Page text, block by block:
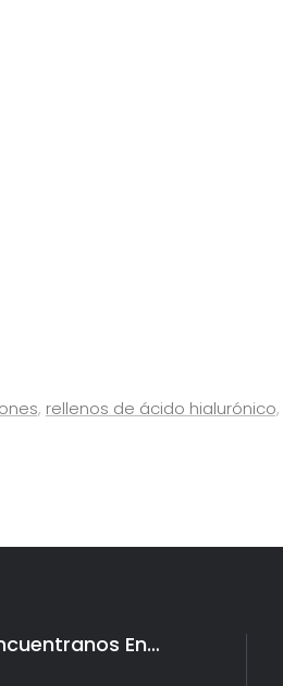
, rellenos de ácido hialurónico,
En…